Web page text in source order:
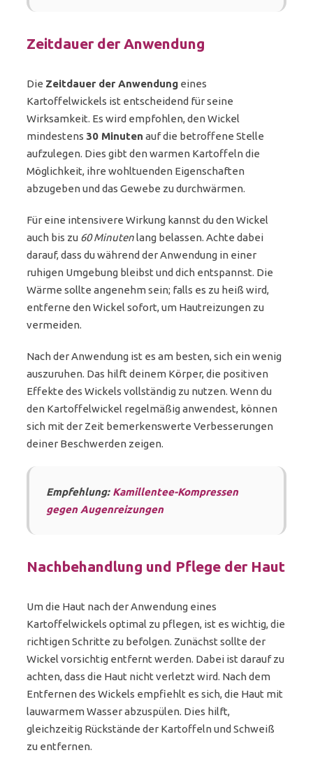
Zeitdauer der Anwendung
Die Zeitdauer der Anwendung eines
Kartoffelwickels ist entscheidend für seine
Wirksamkeit. Es wird empfohlen, den Wickel
mindestens 30 Minuten auf die betroffene Stelle
aufzulegen. Dies gibt den warmen Kartoffeln die
Möglichkeit, ihre wohltuenden Eigenschaften
abzugeben und das Gewebe zu durchwärmen.
Für eine intensivere Wirkung kannst du den Wickel
auch bis zu 60 Minutenlang belassen. Achte dabei
darauf, dass du während der Anwendung in einer
ruhigen Umgebung bleibst und dich entspannst. Die
Wärme sollte angenehm sein; falls es zu heiß wird,
entferne den Wickel sofort, um Hautreizungen zu
vermeiden.
Nach der Anwendung ist es am besten, sich ein wenig
auszuruhen. Das hilft deinem Körper, die positiven
Effekte des Wickels vollständig zu nutzen. Wenn du
den Kartoffelwickel regelmäßig anwendest, können
sich mit der Zeit bemerkenswerte Verbesserungen
deiner Beschwerden zeigen.
Empfehlung: Kamillentee-Kompressen
gegen Augenreizungen
Nachbehandlung und Pflege der Haut
Um die Haut nach der Anwendung eines
Kartoffelwickels optimal zu pflegen, ist es wichtig, die
richtigen Schritte zu befolgen. Zunächst sollte der
Wickel vorsichtig entfernt werden. Dabei ist darauf zu
achten, dass die Haut nicht verletzt wird. Nach dem
Entfernen des Wickels empfiehlt es sich, die Haut mit
lauwarmem Wasser abzuspülen. Dies hilft,
gleichzeitig Rückstände der Kartoffeln und Schweiß
zu entfernen.